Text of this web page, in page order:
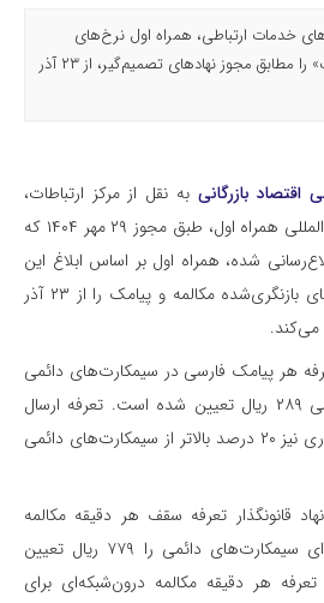
خدمات ارتباطی، همراه اول نرخ‌های
بازنگری‌شده «مکالمه و پیامک» را مطابق مجوز نهادهای تصمیم‌گیر، از ۲۳ آذر
اقتصاد بازرگانی به نقل از مرکز ارتباطات،
توسعه برند و رویدادهای بین‌المللی همراه اول، طبق مجوز ۲۹ مهر ۱۴۰۴ که
شده، همراه اول بر اساس ابلاغ این
مجوز در ۲۲ آذر ۱۴۰۴، نرخ‌های بازنگری‌شده مکالمه و پیامک را از ۲۳ آذر
هر پیامک فارسی در سیمکارت‌های دائمی
۱۱۶ ریال و هر پیامک انگلیسی ۲۸۹ ریال تعیین شده است. تعرفه ارسال
پیامک در سیمکارت‌های اعتباری نیز ۲۰ درصد بالاتر از سیمکارت‌های دائمی
قانونگذار تعرفه سقف هر دقیقه مکالمه
درون‌شبکه‌ای تلفن همراه برای سیمکارت‌های دائمی را ۷۷۹ ریال تعیین
هر دقیقه مکالمه درون‌شبکه‌ای برای